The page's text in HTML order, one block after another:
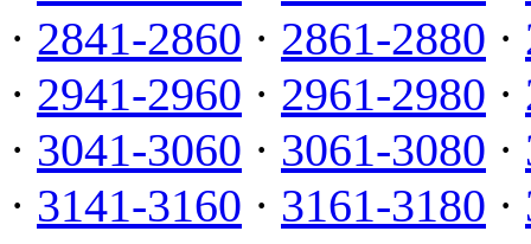
· 2841-2860 · 2861-2880 ·
· 2941-2960 · 2961-2980 ·
· 3041-3060 · 3061-3080 ·
· 3141-3160 · 3161-3180 ·